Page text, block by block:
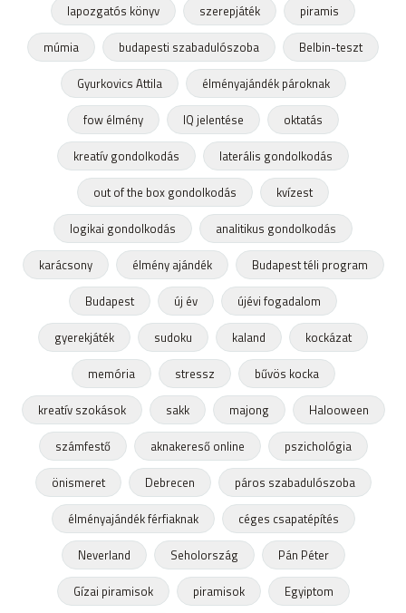
lapozgatós könyv
szerepjáték
piramis
múmia
budapesti szabadulószoba
Belbin-teszt
Gyurkovics Attila
élményajándék pároknak
fow élmény
IQ jelentése
oktatás
kreatív gondolkodás
laterális gondolkodás
out of the box gondolkodás
kvízest
logikai gondolkodás
analitikus gondolkodás
karácsony
élmény ajándék
Budapest téli program
Budapest
új év
újévi fogadalom
gyerekjáték
sudoku kaland
kockázat
memória
stressz
bűvös kocka
kreatív szokások
sakk majong
Halooween
számfestő
aknakereső online
pszichológia
önismeret
Debrecen
páros szabadulószoba
élményajándék férfiaknak
céges csapatépítés
Neverland
Seholország
Pán Péter
Gízai piramisok
piramisok
Egyiptom